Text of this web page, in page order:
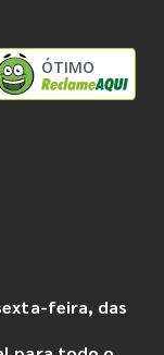
ÓTIMO
feira, das